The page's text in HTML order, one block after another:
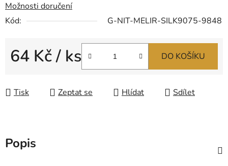
Možnosti doručení
Kód:
G-NIT-MELIR-SILK9075-9848
64 Kč/ ks DO KOŠÍKU
Tisk Zeptat se Hlídat Sdílet
Popis